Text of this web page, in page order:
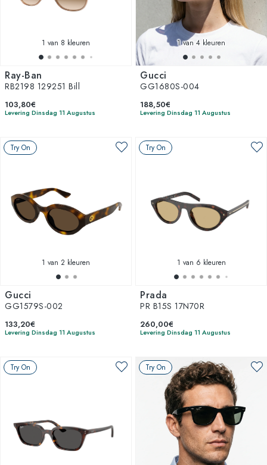
1 van 8 kleuren
Ray-Ban
RB2198 129251 Bill
103,80€
Levering Dinsdag 11 Augustus
1van 4 kleuren
Gucci
GG1680S-004
188,50€
Levering Dinsdag 11 Augustus
Try On
1 van 2 kleuren
Gucci
GG1579S-002
133,20€
Levering Dinsdag 11 Augustus
Try On
1 van 6 kleuren
Prada
PR B15S 17N70R
260,00€
Levering Dinsdag 11 Augustus
Try On Try On